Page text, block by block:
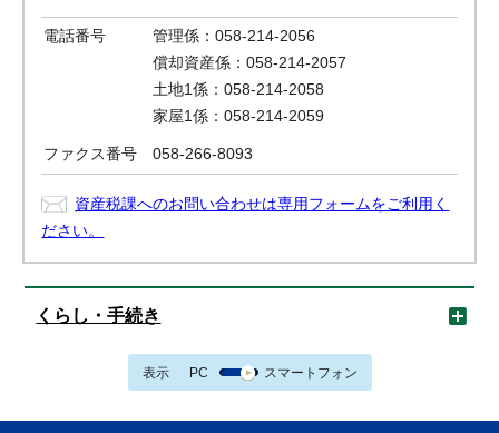
電話番号
管理係：058-214-2056
償却資産係：058-214-2057
土地1係：058-214-2058
家屋1係：058-214-2059
ファクス番号 058-266-8093
資産税課へのお問い合わせは専用フォームをご利用く
ださい。
くらし・手続き
表示 PC スマートフォン